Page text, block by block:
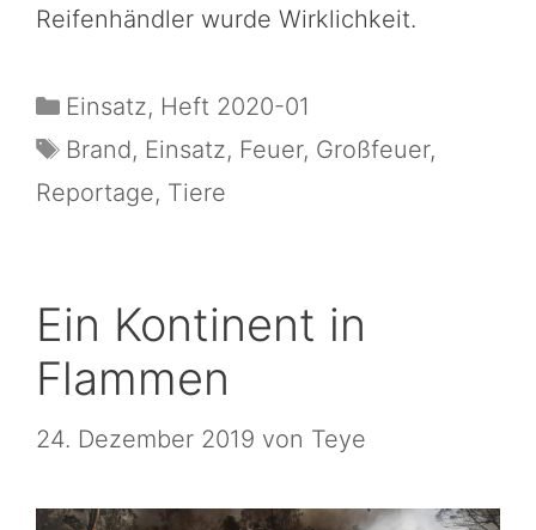
Reifenhändler wurde Wirklichkeit.
Einsatz, Heft 2020-01
Brand, Einsatz, Feuer, Großfeuer,
Reportage, Tiere
Ein Kontinent in
Flammen
24. Dezember 2019 von Teye